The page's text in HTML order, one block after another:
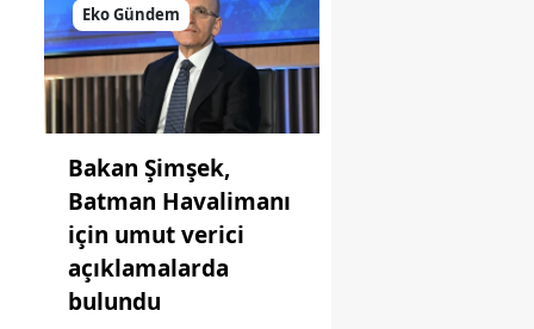
Eko Gündem
Bakan Şimşek,
Batman Havalimanı
için umut verici
açıklamalarda
bulundu